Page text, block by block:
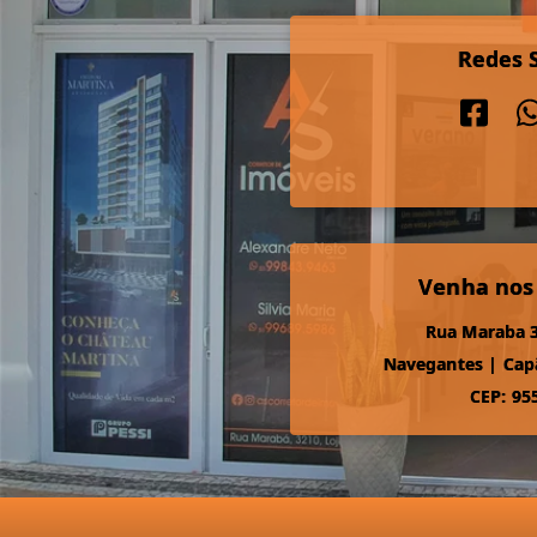
Redes
Venha
Rua Maraba
Navegantes |
CEP: